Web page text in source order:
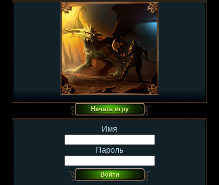
Имя
Пароль